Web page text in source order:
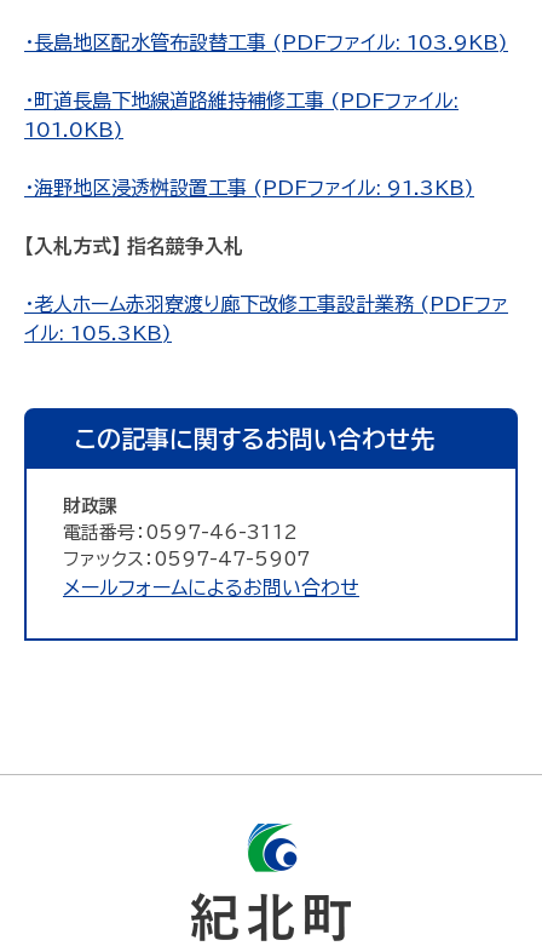
・長島地区配水管布設替工事 (PDFファイル: 103.9KB)
・町道長島下地線道路維持補修工事 (PDFファイル:
101.0KB)
・海野地区浸透桝設置工事 (PDFファイル: 91.3KB)
【入札方式】 指名競争入札
・老人ホーム赤羽寮渡り廊下改修工事設計業務 (PDFファ
イル: 105.3KB)
この記事に関するお問い合わせ先
財政課
電話番号：0597-46-3112
ファックス：0597-47-5907
メールフォームによるお問い合わせ